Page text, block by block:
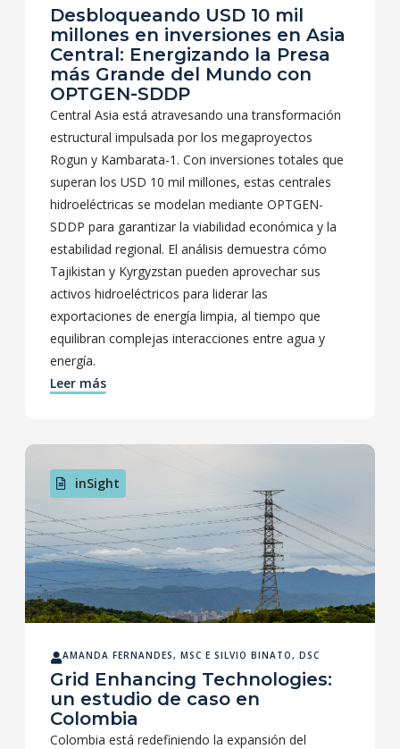
Desbloqueando USD 10 mil
millones en inversiones en Asia
Central: Energizando la Presa
más Grande del Mundo con
OPTGEN-SDDP
Central Asia está atravesando una transformación
estructural impulsada por los megaproyectos
Rogun y Kambarata-1. Con inversiones totales que
superan los USD 10 mil millones, estas centrales
hidroeléctricas se modelan mediante OPTGEN-
SDDP para garantizar la viabilidad económica y la
estabilidad regional. El análisis demuestra cómo
Tajikistan y Kyrgyzstan pueden aprovechar sus
activos hidroeléctricos para liderar las
exportaciones de energía limpia, al tiempo que
equilibran complejas interacciones entre agua y
energía.
Leer más
inSight
AMANDA FERNANDES, MSC E SILVIO BINATO, DSC
Grid Enhancing Technologies:
un estudio de caso en
Colombia
Colombia está redefiniendo la expansión del